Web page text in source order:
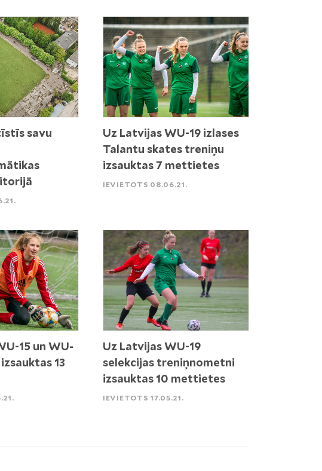
savu
Uz Latvijas WU-19 izlases
Talantu skates treniņu
izsauktas 7 mettietes
IEVIETOTS 08.06.21.
15 un WU-
13
Uz Latvijas WU-19
selekcijas treniņnometni
izsauktas 10 mettietes
IEVIETOTS 17.05.21.